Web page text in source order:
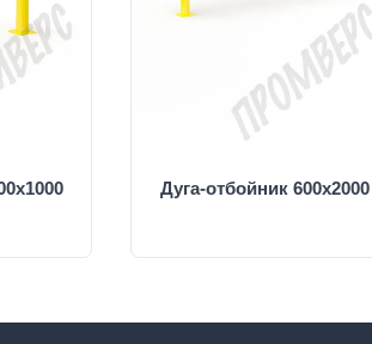
Дуга-отбойник 600х2000